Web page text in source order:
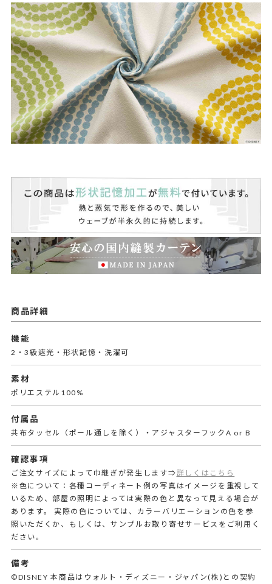
商品詳細
機能
2・3級遮光・形状記憶・洗濯可
素材
ポリエステル100%
付属品
共布タッセル（ポール通しを除く）・アジャスターフックA or B
確認事項
ご注文サイズによって巾継ぎが発生します⇒詳しくはこちら
※色について：各種コーディネート例の写真はイメージを重視して
いるため、部屋の照明によっては実際の色と異なって見える場合が
あります。 実際の色については、カラーバリエーションの色を参
照いただくか、もしくは、サンプルお取り寄せサービスをご利用く
ださい。
備考
©DISNEY 本商品はウォルト・ディズニー・ジャパン(株)との契約